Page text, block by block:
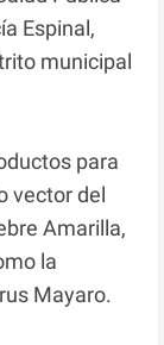
Espinal,
municipal
para
vector del
Amarilla,
la
Mayaro.